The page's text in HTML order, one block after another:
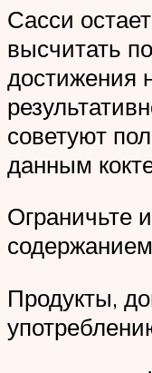
Сасси
высчитать
достижения
советуют
данным
Ограничьте
Продукты,